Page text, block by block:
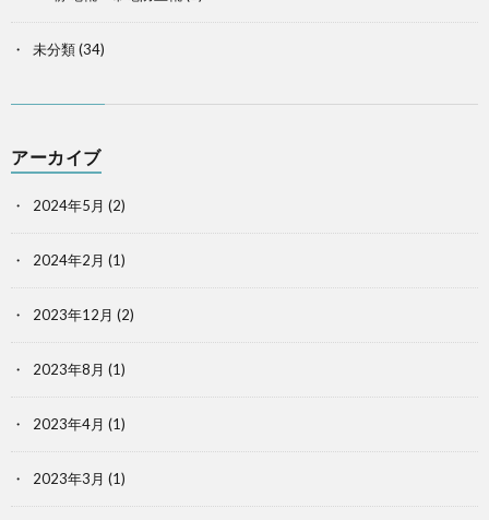
未分類(34)
アーカイブ
2024年5月 (2)
2024年2月 (1)
2023年12月 (2)
2023年8月 (1)
2023年4月 (1)
2023年3月 (1)